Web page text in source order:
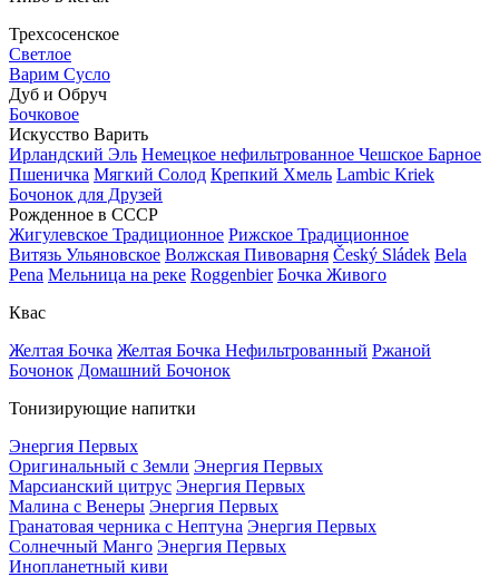
Трехсосенское
Светлое
Варим Сусло
Дуб и Обруч
Бочковое
Искусство Варить
Ирландский Эль Немецкое нефильтрованное Чешское Барное
Пшеничка Мягкий Солод Крепкий Хмель Lambic Kriek
Бочонок для Друзей
Рожденное в СССР
Жигулевское Традиционное Рижское Традиционное
Витязь Ульяновское Волжская Пивоварня Český Sládek Bela
Pena Мельница на реке Roggenbier Бочка Живого
Квас
Желтая Бочка Желтая Бочка Нефильтрованный Ржаной
Бочонок Домашний Бочонок
Тонизирующие напитки
Энергия Первых
Оригинальный с Земли Энергия Первых
Марсианский цитрус Энергия Первых
Малина с Венеры Энергия Первых
Гранатовая черника с Нептуна Энергия Первых
Солнечный Манго Энергия Первых
Инопланетный киви